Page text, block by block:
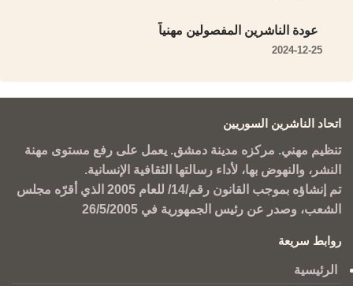
عودة الناشرين المفصولين مهنياً
2024-12-25
اتحاد الناشرين السوريين
تنظيم مهني. مركزه مدينة دمشق. يعمل على رفع مستوى مهنة
النشر، والنهوض بها، لأداء رسالتها الثقافية الإنسانية.
تم إنشاؤه بموجب القانون رقم/14/ للعام 2005 الذي أقرّه مجلس
الشعب، وصدر عن رئيس الجمهورية في 26/5/2005
روابط سريعة
الرئيسية